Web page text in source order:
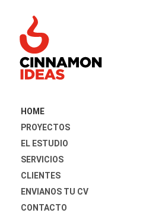
HOME
PROYECTOS
EL ESTUDIO
SERVICIOS
CLIENTES
ENVIANOS TU CV
CONTACTO